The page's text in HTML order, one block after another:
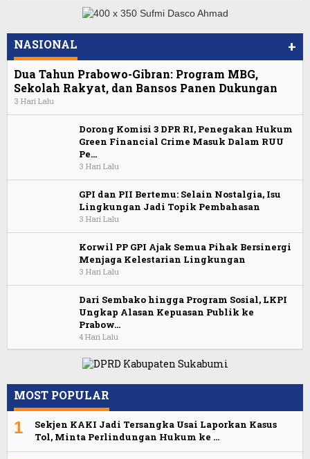
NASIONAL +
Dua Tahun Prabowo-Gibran: Program MBG,
Sekolah Rakyat, dan Bansos Panen Dukungan
3 Hari Lalu
Dorong Komisi 3 DPR RI, Penegakan Hukum
Green Financial Crime Masuk Dalam RUU
Pe…
3 Hari Lalu
GPI dan PII Bertemu: Selain Nostalgia, Isu
Lingkungan Jadi Topik Pembahasan
3 Hari Lalu
Korwil PP GPI Ajak Semua Pihak Bersinergi
Menjaga Kelestarian Lingkungan
3 Hari Lalu
Dari Sembako hingga Program Sosial, LKPI
Ungkap Alasan Kepuasan Publik ke
Prabow…
4 Hari Lalu
MOST POPULAR
1
Sekjen KAKI Jadi Tersangka Usai Laporkan Kasus
Tol, Minta Perlindungan Hukum ke …